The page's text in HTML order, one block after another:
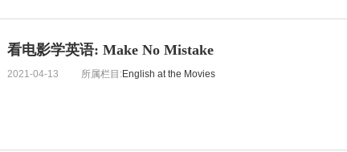
看电影学英语: Make No Mistake
2021-04-13 所属栏目:English at the Movies